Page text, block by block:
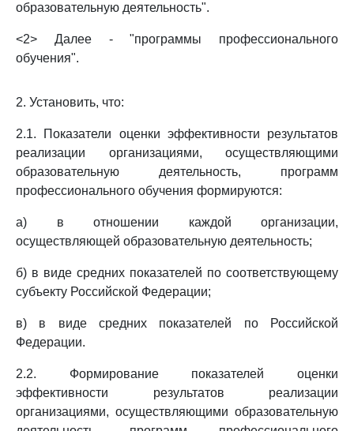
образовательную деятельность".
<2> Далее - "программы профессионального
обучения".
2. Установить, что:
2.1. Показатели оценки эффективности результатов
реализации организациями, осуществляющими
образовательную деятельность, программ
профессионального обучения формируются:
а) в отношении каждой организации,
осуществляющей образовательную деятельность;
б) в виде средних показателей по соответствующему
субъекту Российской Федерации;
в) в виде средних показателей по Российской
Федерации.
2.2. Формирование показателей оценки
эффективности результатов реализации
организациями, осуществляющими образовательную